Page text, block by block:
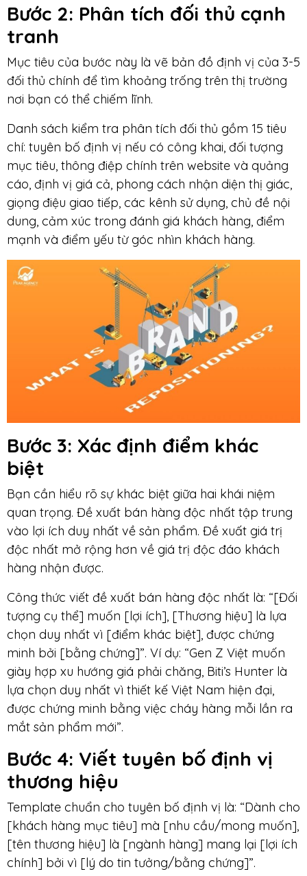
Bước 2: Phân tích đối thủ cạnh
tranh
Mục tiêu của bước này là vẽ bản đồ định vị của 3-5
đối thủ chính để tìm khoảng trống trên thị trường
nơi bạn có thể chiếm lĩnh.
Danh sách kiểm tra phân tích đối thủ gồm 15 tiêu
chí: tuyên bố định vị nếu có công khai, đối tượng
mục tiêu, thông điệp chính trên website và quảng
cáo, định vị giá cả, phong cách nhận diện thị giác,
giọng điệu giao tiếp, các kênh sử dụng, chủ đề nội
dung, cảm xúc trong đánh giá khách hàng, điểm
mạnh và điểm yếu từ góc nhìn khách hàng.
Bước 3: Xác định điểm khác
biệt
Bạn cần hiểu rõ sự khác biệt giữa hai khái niệm
quan trọng. Đề xuất bán hàng độc nhất tập trung
vào lợi ích duy nhất về sản phẩm. Đề xuất giá trị
độc nhất mở rộng hơn về giá trị độc đáo khách
hàng nhận được.
Công thức viết đề xuất bán hàng độc nhất là: “[Đối
tượng cụ thể] muốn [lợi ích], [Thương hiệu] là lựa
chọn duy nhất vì [điểm khác biệt], được chứng
minh bởi [bằng chứng]”. Ví dụ: “Gen Z Việt muốn
giày hợp xu hướng giá phải chăng, Biti’s Hunter là
lựa chọn duy nhất vì thiết kế Việt Nam hiện đại,
được chứng minh bằng việc cháy hàng mỗi lần ra
mắt sản phẩm mới”.
Bước 4: Viết tuyên bố định vị
thương hiệu
Template chuẩn cho tuyên bố định vị là: “Dành cho
[khách hàng mục tiêu] mà [nhu cầu/mong muốn],
[tên thương hiệu] là [ngành hàng] mang lại [lợi ích
chính] bởi vì [lý do tin tưởng/bằng chứng]”.